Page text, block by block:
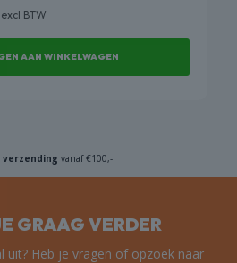
excl BTW
AAN WINKELWAGEN
verzending vanaf €100,-
GRAAG VERDER
uit? Heb je vragen of opzoek naar